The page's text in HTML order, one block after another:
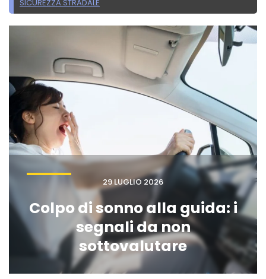
SICUREZZA STRADALE
29 LUGLIO 2026
Colpo di sonno alla guida: i
segnali da non
sottovalutare